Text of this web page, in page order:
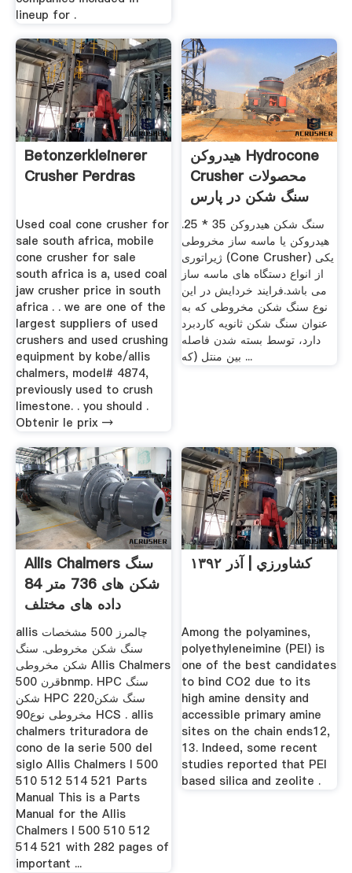
lineup for .
Betonzerkleinerer
Crusher Perdras
Used coal cone crusher for
sale south africa, mobile
cone crusher for sale
south africa is a, used coal
jaw crusher price in south
africa . . we are one of the
largest suppliers of used
crushers and used crushing
equipment by kobe/allis
chalmers, model# 4874,
previously used to crush
limestone. . you should .
Obtenir le prix →
هیدروکن Hydrocone
Crusher محصولات
سنگ شکن در پارس
سنتر سنگ شکن هیدروکن 35 * 25.
هیدروکن یا ماسه ساز مخروطی
ژیراتوری (Cone Crusher) یکی
از انواع دستگاه های ماسه ساز
می باشد.فرایند خردایش در این
نوع سنگ شکن مخروطی که به
عنوان سنگ شکن ثانویه کاردبرد
دارد، توسط بسته شدن فاصله
بین منتل (که ...
Allis Chalmers سنگ
شکن های 736 متر 84
داده های مختلف
allis چالمرز 500 مشخصات
سنگ شکن مخروطی. سنگ
شکن مخروطی Allis Chalmers
500 قرنbnmp. HPC سنگ
شکن HPC 220سنگ شکن
مخروطی نوع90 HCS . allis
chalmers trituradora de
cono de la serie 500 del
siglo Allis Chalmers I 500
510 512 514 521 Parts
Manual This is a Parts
Manual for the Allis
Chalmers I 500 510 512
514 521 with 282 pages of
important ...
كشاورزي | آذر ۱۳۹۲
Among the polyamines,
polyethyleneimine (PEI) is
one of the best candidates
to bind CO2 due to its
high amine density and
accessible primary amine
sites on the chain ends12,
13. Indeed, some recent
studies reported that PEI
based silica and zeolite .